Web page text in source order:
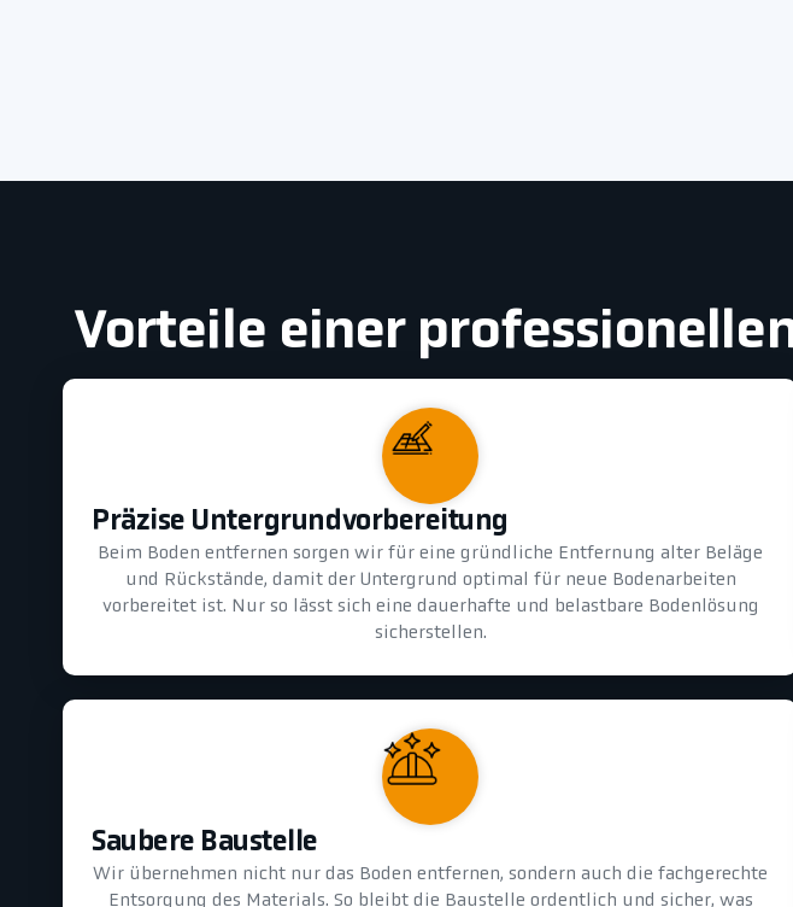
Vorteile einer
Präzise Untergrundvorbereitung
Beim Boden entfernen sorgen wir für eine gründliche Entfernung alter Beläge
und Rückstände, damit der Untergrund optimal für neue Bodenarbeiten
vorbereitet ist. Nur so lässt sich eine dauerhafte und belastbare Bodenlösung
sicherstellen.
Saubere Baustelle
Wir übernehmen nicht nur das Boden entfernen, sondern auch die fachgerechte
Entsorgung des Materials. So bleibt die Baustelle ordentlich und sicher, was